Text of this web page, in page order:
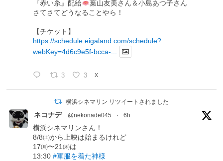
『赤い糸』配給
葉山友美さん＆小島あつ子さん
さてさてどうなることやら！
【チケット】
https://schedule.eigaland.com/schedule?
webKey=4d6c9e5f-bcca-...
3 3 X
横浜シネマリン リツイートされました
ネコナデ @nekonade045 · 6h
横浜シネマリンさん！
8/8㈯から上映は始まるけれど
17㈪〜21㈭は
13:30#軍服を着た神様